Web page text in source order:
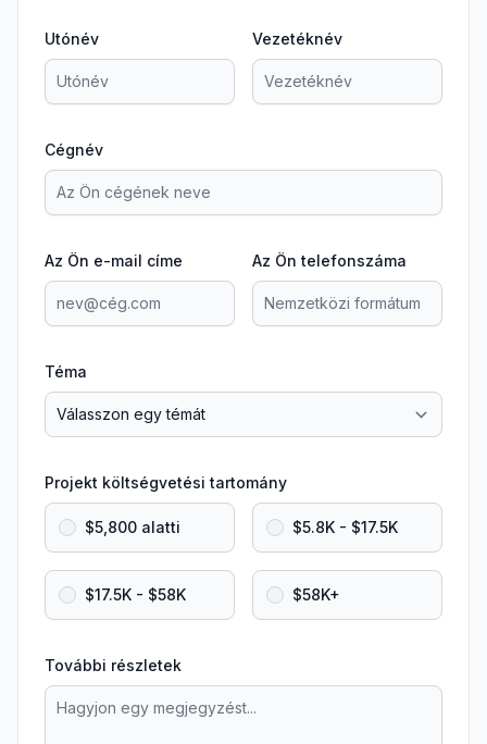
Utónév Vezetéknév
Cégnév
Az Ön e-mail címe Az Ön telefonszáma
Téma
Projekt költségvetési tartomány
$5,800 alatti $5.8K - $17.5K
$17.5K - $58K $58K+
További részletek